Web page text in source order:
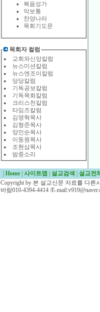
복음성가
악보통
찬양나라
목회기도문
목회자 컬럼
교회와신앙칼럼
뉴스미션칼럼
뉴스엔조이칼럼
당당칼럼
기독공보칼럼
기독목회칼럼
크리스천칼럼
타임즈칼럼
김명혁목사
김형준목사
양인순목사
이동원목사
조현삼목사
밤중소리
Home 사이트맵 설교검색 설교전
Copyright by 본 설교신문 자료를 다른
바람010-4394-4414 /E-